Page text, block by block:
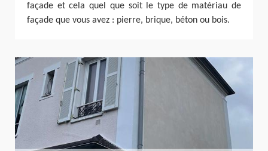
façade et cela quel que soit le type de matériau de
façade que vous avez : pierre, brique, béton ou bois.